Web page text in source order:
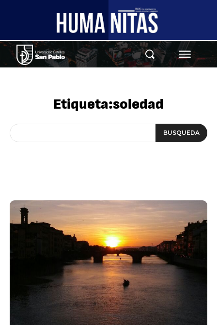
Etiqueta:soledad
BUSQUEDA